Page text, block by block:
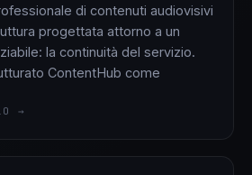
di contenuti audiovisivi
progettata attorno a un
la continuità del servizio.
ContentHub come
→